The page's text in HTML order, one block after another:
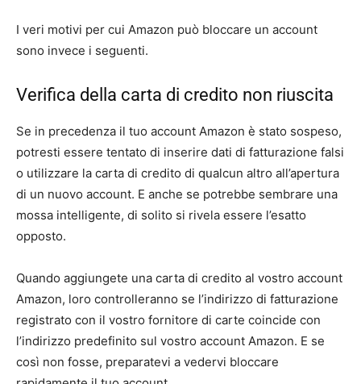
I veri motivi per cui Amazon può bloccare un account
sono invece i seguenti.
Verifica della carta di credito non riuscita
Se in precedenza il tuo account Amazon è stato sospeso,
potresti essere tentato di inserire dati di fatturazione falsi
o utilizzare la carta di credito di qualcun altro all’apertura
di un nuovo account. E anche se potrebbe sembrare una
mossa intelligente, di solito si rivela essere l’esatto
opposto.
Quando aggiungete una carta di credito al vostro account
Amazon, loro controlleranno se l’indirizzo di fatturazione
registrato con il vostro fornitore di carte coincide con
l’indirizzo predefinito sul vostro account Amazon. E se
così non fosse, preparatevi a vedervi bloccare